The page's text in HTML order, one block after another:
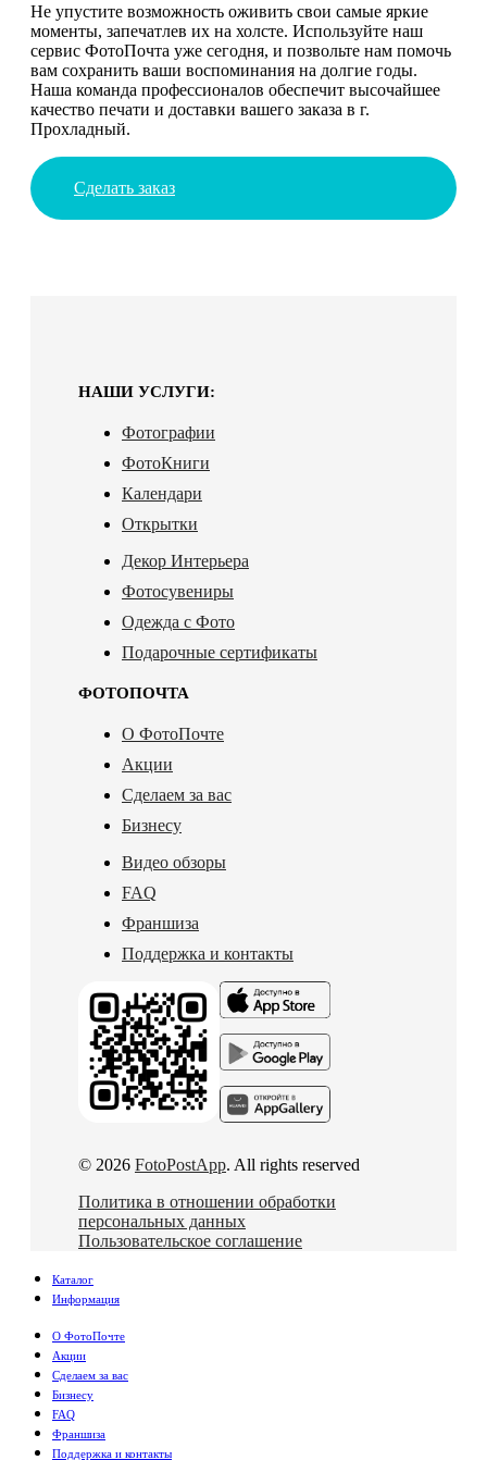
Не упустите возможность оживить свои самые яркие
моменты, запечатлев их на холсте. Используйте наш
сервис ФотоПочта уже сегодня, и позвольте нам помочь
вам сохранить ваши воспоминания на долгие годы.
Наша команда профессионалов обеспечит высочайшее
качество печати и доставки вашего заказа в г.
Прохладный.
Сделать заказ
НАШИ УСЛУГИ:
Фотографии
ФотоКниги
Календари
Открытки
Декор Интерьера
Фотосувениры
Одежда с Фото
Подарочные сертификаты
ФОТОПОЧТА
О ФотоПочте
Акции
Сделаем за вас
Бизнесу
Видео обзоры
FAQ
Франшиза
Поддержка и контакты
© 2026 FotoPostApp. All rights reserved
Политика в отношении обработки
персональных данных
Пользовательское соглашение
Каталог
Информация
О ФотоПочте
Акции
Сделаем за вас
Бизнесу
FAQ
Франшиза
Поддержка и контакты